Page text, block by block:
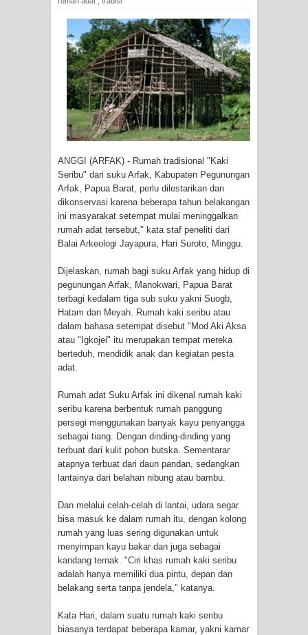
Imbau Waspada Susulan
Mama-Mama Pasar Lama Sentani
Protes Tumpukan Sampah dengan
Menghambur ke Tengah Jalan
Polres Jayapura Terima Laporan
Marthen Medlama Sebut Pemprov
Papua Siapkan 1000 Kuota Beasiswa
BRI Region 18 Jayapura Salurkan
Bantuan CSR untuk RS Bhayangkara
Polda Papua pada Peringatan Hari
Bhayangkara ke-80
Frontier into National Food Belt with
Mechanized Rice Expansion
Mentan Tinjau Program Cetak Sawah
Mantan Sekda Jayawijaya Jadi
Tersangka Kasus Korupsi Jalan
Lingkar
Papuan Artisans Take Center Stage
ANGGI (ARFAK) - Rumah tradisional "Kaki
Seribu" dari suku Arfak, Kabupaten Pegunungan
Arfak, Papua Barat, perlu dilestarikan dan
dikonservasi karena beberapa tahun belakangan
ini masyarakat setempat mulai meninggalkan
rumah adat tersebut," kata staf peneliti dari
Balai Arkeologi Jayapura, Hari Suroto, Minggu.
Dijelaskan, rumah bagi suku Arfak yang hidup di
pegunungan Arfak, Manokwari, Papua Barat
terbagi kedalam tiga sub suku yakni Suogb,
Hatam dan Meyah. Rumah kaki seribu atau
dalam bahasa setempat disebut "Mod Aki Aksa
atau "Igkojei" itu merupakan tempat mereka
berteduh, mendidik anak dan kegiatan pesta
adat.
Rumah adat Suku Arfak ini dikenal rumah kaki
seribu karena berbentuk rumah panggung
persegi menggunakan banyak kayu penyangga
sebagai tiang. Dengan dinding-dinding yang
terbuat dari kulit pohon butska. Sementarar
atapnya terbuat dari daun pandan, sedangkan
lantainya dari belahan nibung atau bambu.
Dan melalui celah-celah di lantai, udara segar
bisa masuk ke dalam rumah itu, dengan kolong
rumah yang luas sering digunakan untuk
menyimpan kayu bakar dan juga sebagai
kandang ternak. "Ciri khas rumah kaki seribu
adalah hanya memiliki dua pintu, depan dan
belakang serta tanpa jendela," katanya.
Kata Hari, dalam suatu rumah kaki seribu
biasanya terdapat beberapa kamar, yakni kamar